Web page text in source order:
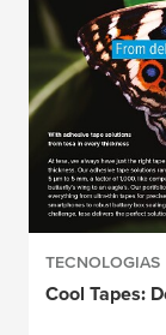
TECNOLOGIAS
Cool Tapes: